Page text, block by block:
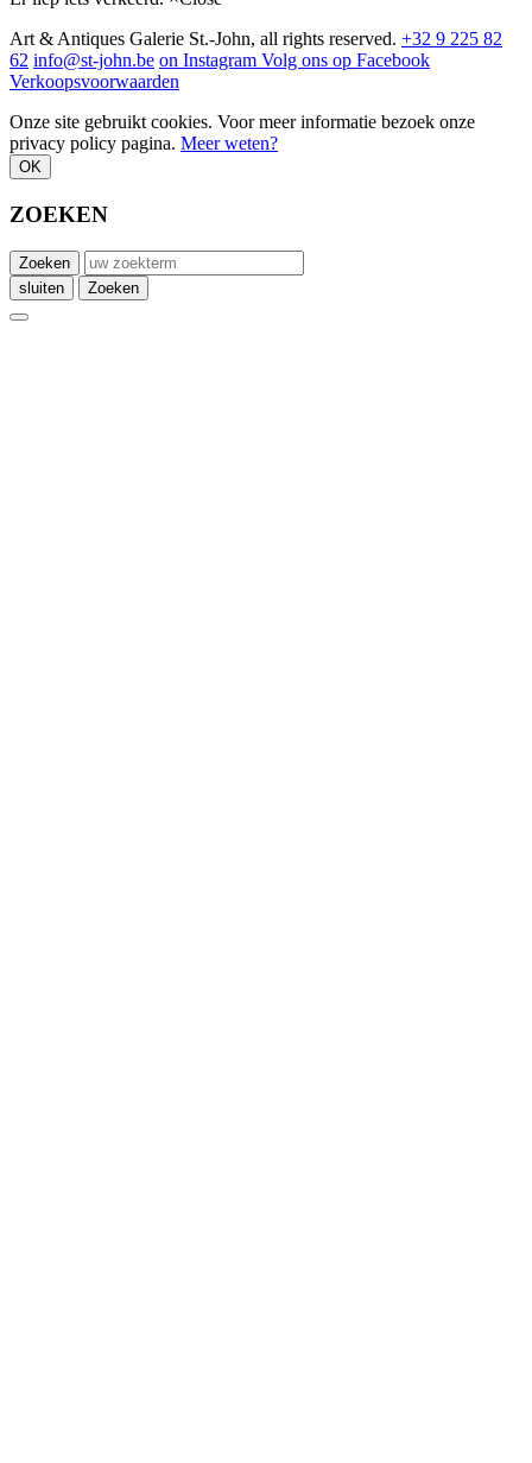
Art & Antiques Galerie St.-John, all rights reserved. +32 9 225 82
62 info@st-john.be on Instagram Volg ons op Facebook
Verkoopsvoorwaarden
Onze site gebruikt cookies. Voor meer informatie bezoek onze
privacy policy pagina. Meer weten?
OK
ZOEKEN
Zoeken
sluiten
Zoeken